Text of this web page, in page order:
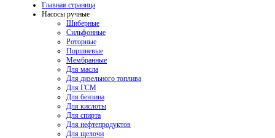
Главная страница
Насосы ручные
Шиберные
Сильфонные
Роторные
Поршневые
Мембранные
Для масла
Для дизельного топлива
Для ГСМ
Для бензина
Для кислоты
Для спирта
Для нефтепродуктов
Для щелочи